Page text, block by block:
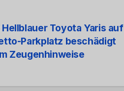
Hellblauer Toyota Yaris auf
Parkplatz beschädigt
Zeugenhinweise